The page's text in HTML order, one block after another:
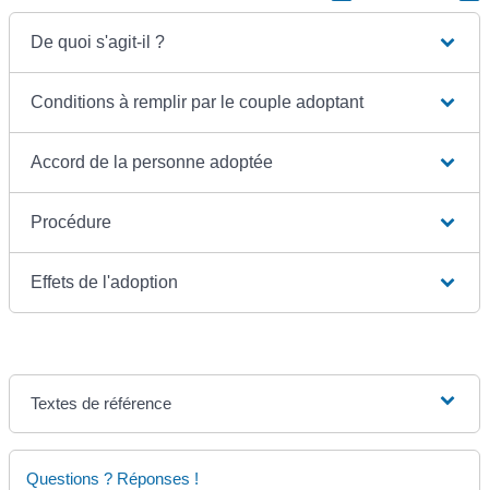
De quoi s'agit-il ?
Conditions à remplir par le couple adoptant
Accord de la personne adoptée
Procédure
Effets de l'adoption
Textes de référence
Questions ? Réponses !